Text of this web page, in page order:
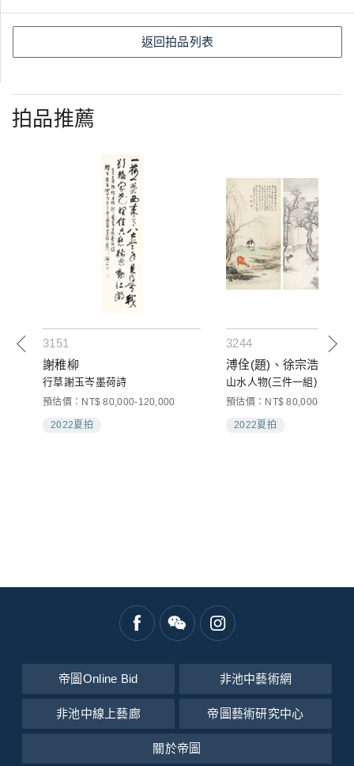
返回拍品列表
拍品推薦
3151
謝稚柳
行草謝玉岑墨荷詩
預估價：NT$ 80,000-120,000
2022夏拍
3244
溥佺(題)、徐宗浩、錢
山水人物(三件一組)
預估價：NT$ 80,000-
2022夏拍
帝圖Online Bid 非池中藝術網
非池中線上藝廊 帝圖藝術研究中心
關於帝圖